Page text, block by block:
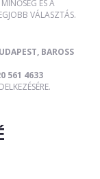
ÉS A
VÁLASZTÁS.
BAROSS
561 4633